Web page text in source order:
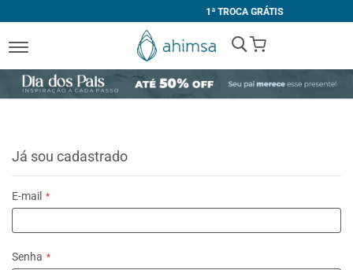
1ª TROCA GRÁTIS
My Cart
Já sou cadastrado
E-mail
Senha